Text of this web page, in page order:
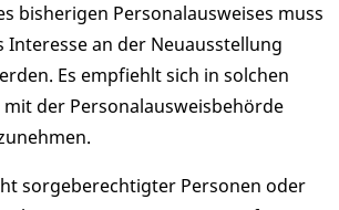
bisherigen Personalausweises muss
Interesse an der Neuausstellung
Es empfiehlt sich in solchen
mit der Personalausweisbehörde
sorgeberechtigter Personen oder